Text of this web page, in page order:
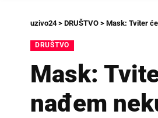
uzivo24> DRUŠTVO > Mask: Tviter
DRUŠTVO
Mask:
nađem